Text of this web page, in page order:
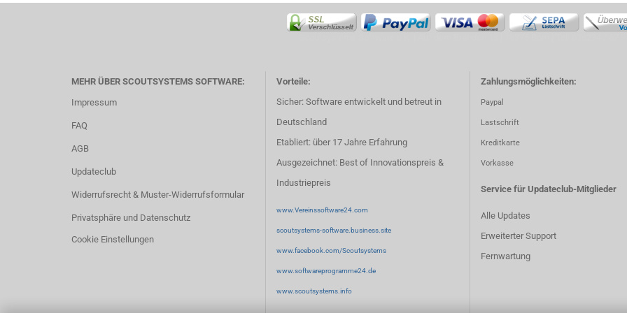
MEHR ÜBER SCOUTSYSTEMS SOFTWARE:
Impressum
FAQ
AGB
Updateclub
Widerrufsrecht & Muster-Widerrufsformular
Privatsphäre und Datenschutz
Cookie Einstellungen
Vorteile:
Sicher: Software entwickelt und betreut in
Deutschland
Etabliert: über 17 Jahre Erfahrung
Ausgezeichnet: Best of Innovationspreis &
Industriepreis
www.Vereinssoftware24.com
scoutsystems-software.business.site
www.facebook.com/Scoutsystems
www.softwareprogramme24.de
www.scoutsystems.info
Zahlungsmöglichkeiten:
Paypal
Lastschrift
Kreditkarte
Vorkasse
Service für Updateclub-Mitglieder
Alle Updates
Erweiterter Support
Fernwartung